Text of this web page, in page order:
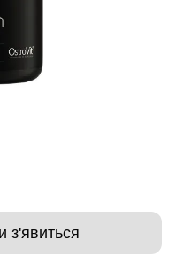
з'явиться